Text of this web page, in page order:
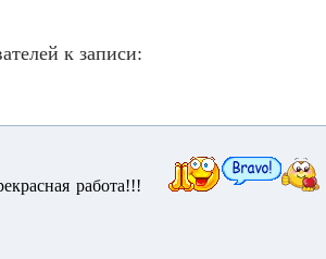
к записи:
работа!!!